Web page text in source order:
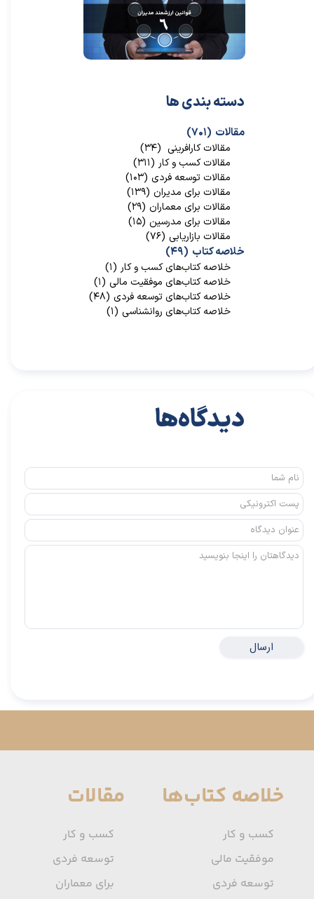
مقالات (۷۰۱)
مقالات کارافرینی (۳۴)
مقالات کسب و کار (۳۱۱)
مقالات توسعه فردی (۱۰۳)
مقالات برای مدیران (۱۳۹)
مقالات برای معماران (۲۹)
مقالات برای مدرسین (۱۵)
مقالات بازاریابی (۷۶)
خلاصه کتاب (۴۹)
خلاصه کتاب‌‌های کسب و کار (۱)
خلاصه کتاب‌‌های موفقیت مالی (۱)
خلاصه کتاب‌های توسعه فردی (۴۸)
خلاصه کتاب‌های روانشناسی (۱)
دسته بندی ها
ارسال
دیدگاه‌ها
خلاصه کتاب‌ها
کسب و کار
موفقیت مالی
توسعه فردی
مقالات
کسب و کار
توسعه فردی
برای معماران